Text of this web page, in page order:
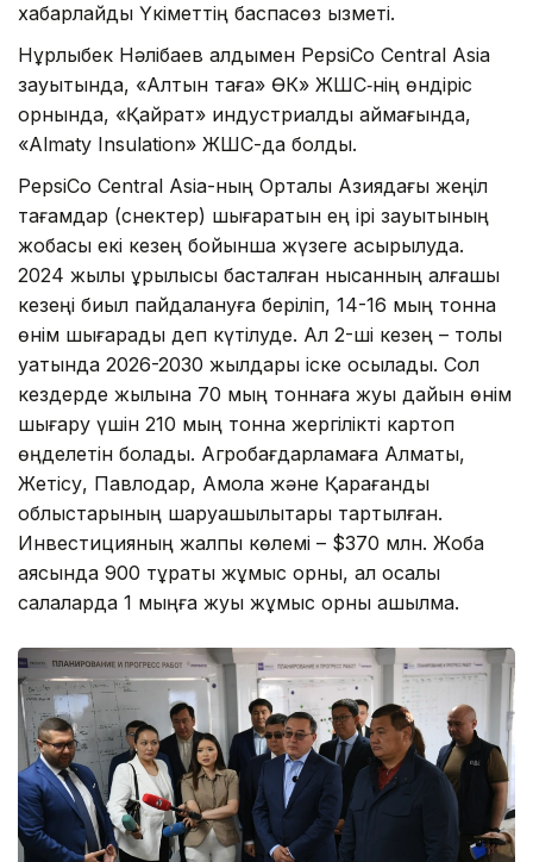
хабарлайды Үкіметтің баспасөз қызметі.
Нұрлыбек Нәлібаев алдымен PepsiCo Central Asia
зауытында, «Алтын таға» ӨК» ЖШС‑нің өндіріс
орнында, «Қайрат» индустриалды аймағында,
«Almaty Insulation» ЖШС-да болды.
PepsiCo Central Asia-ның Орталық Азиядағы жеңіл
тағамдар (снектер) шығаратын ең ірі зауытының
жобасы екі кезең бойынша жүзеге асырылуда.
2024 жылы құрылысы басталған нысанның алғашқы
кезеңі биыл пайдалануға беріліп, 14-16 мың тонна
өнім шығарады деп күтілуде. Ал 2-ші кезең – толық
қуатында 2026-2030 жылдары іске қосылады. Сол
кездерде жылына 70 мың тоннаға жуық дайын өнім
шығару үшін 210 мың тонна жергілікті картоп
өңделетін болады. Агробағдарламаға Алматы,
Жетісу, Павлодар, Ақмола және Қарағанды
облыстарының шаруашылықтары тартылған.
Инвестицияның жалпы көлемі – $370 млн. Жоба
аясында 900 тұрақты жұмыс орны, ал қосалқы
салаларда 1 мыңға жуық жұмыс орны ашылмақ.